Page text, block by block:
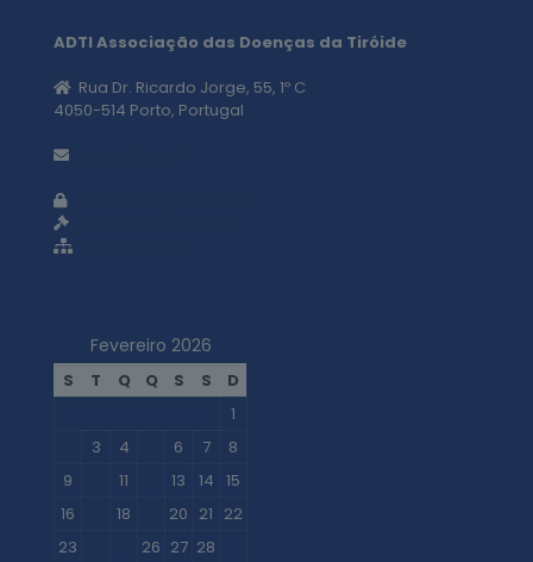
ADTI Associação das Doenças da Tiróide
Rua Dr. Ricardo Jorge, 55, 1º C
4050-514 Porto, Portugal
Fevereiro 2026
S T Q Q S S
D
1
3 4 6 7
8
9
11 13 14 15
16
18 20 21 22
23
26 27 28